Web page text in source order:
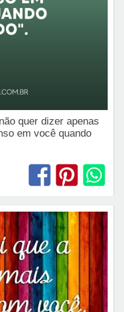
quer dizer apenas
em você quando